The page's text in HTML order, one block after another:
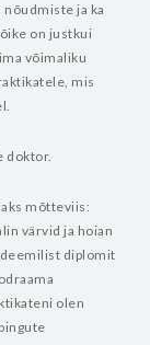
ja ka
on justkui
võimaliku
mis
doktor.
mõtteviis:
värvid ja hoian
diplomit
olen